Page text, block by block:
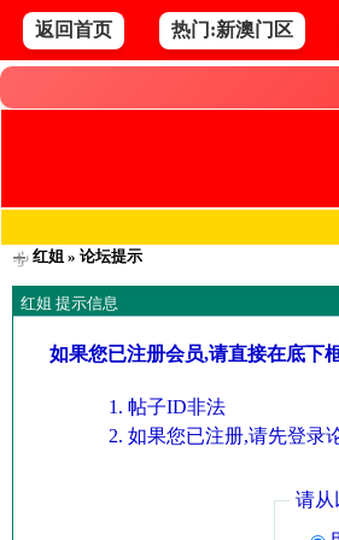
返回首页 热门:新澳门区
红姐» 论坛提示
红姐 提示信息
如果您已注册会员,请直接在底下
帖子ID非法
如果您已注册,请先登录
请从